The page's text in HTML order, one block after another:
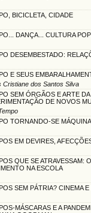
BICICLETA, CIDADE
DANÇA... CULTURA
DESEMBESTADO:
E SEUS
Cristiane dos Santos Silva
SEM ÓRGÃOS E ARTE
DE NOVOS
TORNANDO-SE MÁQUINA
EM DEVIRES,
QUE SE ATRAVESSAM:
NA ESCOLA
SEM PÁTRIA? CINEMA
MÁSCARAS E A